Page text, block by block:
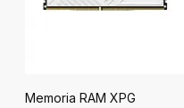
Memoria RAM XPG